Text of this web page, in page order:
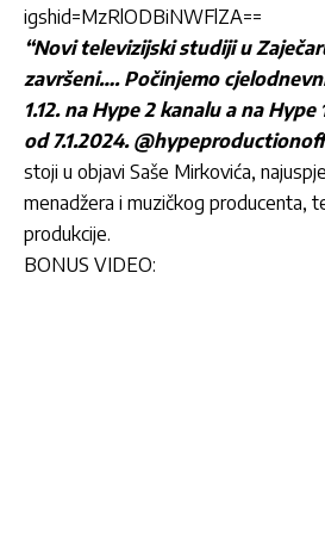
igshid=MzRlODBiNWFlZA==
“Novi televizijski studiji u
završeni…. Počinjemo
1.12. na Hype 2 kanalu a na
od 7.1.2024.
stoji u objavi Saše Mirkovića,
menadžera i muzičkog producenta,
produkcije.
BONUS VIDEO: